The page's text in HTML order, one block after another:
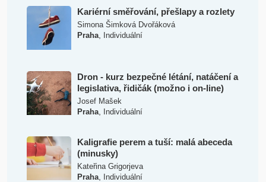
Kariérní směřování, přešlapy a rozlety
Simona Šimková Dvořáková
Praha, Individuální
Dron - kurz bezpečné létání, natáčení a
legislativa, řidičák (možno i on-line)
Josef Mašek
Praha, Individuální
Kaligrafie perem a tuší: malá abeceda
(minusky)
Kateřina Grigorjeva
Praha, Individuální